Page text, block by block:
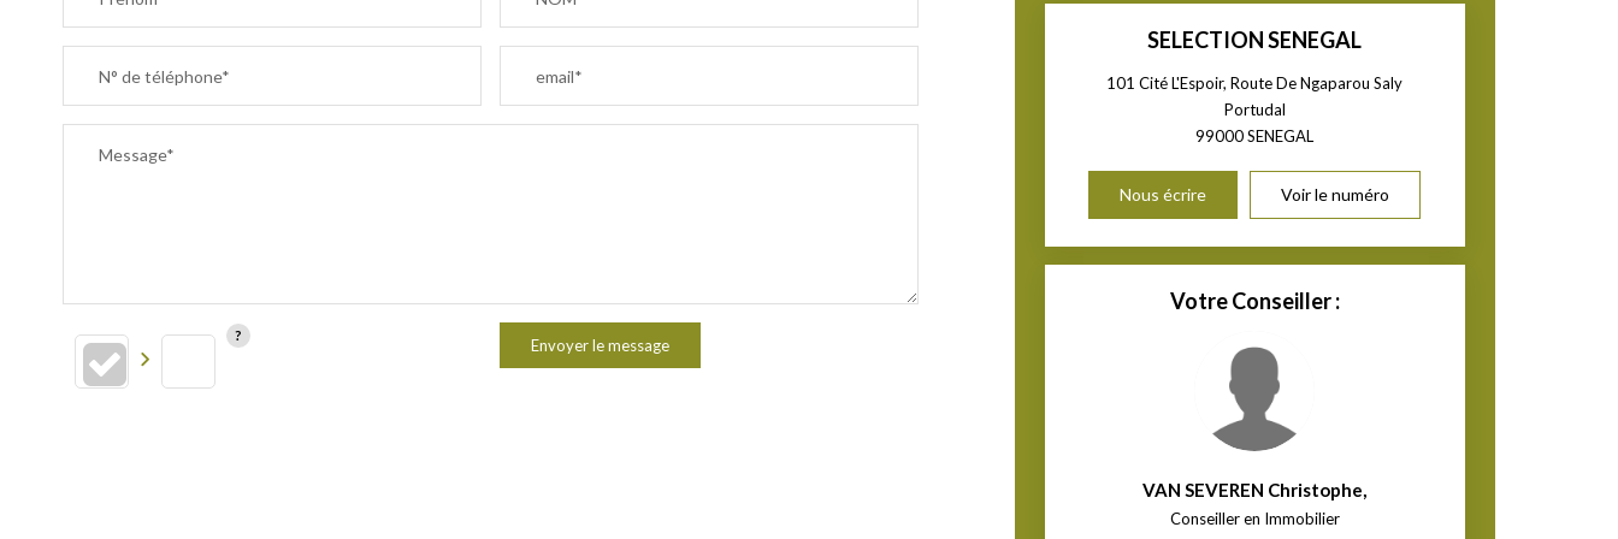
N° de téléphone* email*
Message*
Envoyer le message
SELECTION SENEGAL
101 Cité L'Espoir, Route De Ngaparou Saly
Portudal
99000SENEGAL
Nous écrire Voir le numéro
Votre Conseiller :
VAN SEVEREN Christophe,
Conseiller en Immobilier